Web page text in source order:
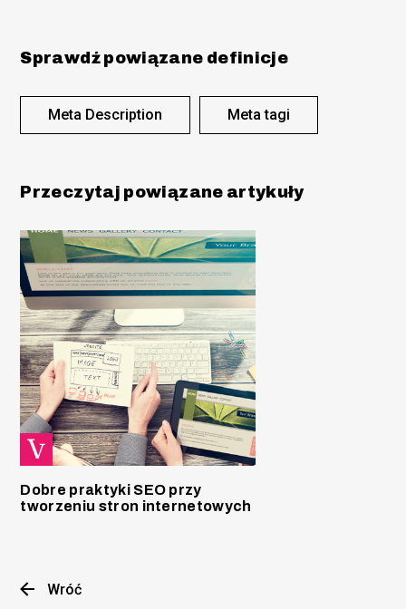
Wróć
Sprawdź powiązane definicje
Meta Description Meta tagi
Przeczytaj powiązane artykuły
Dobre praktyki SEO przy
tworzeniu stron internetowych